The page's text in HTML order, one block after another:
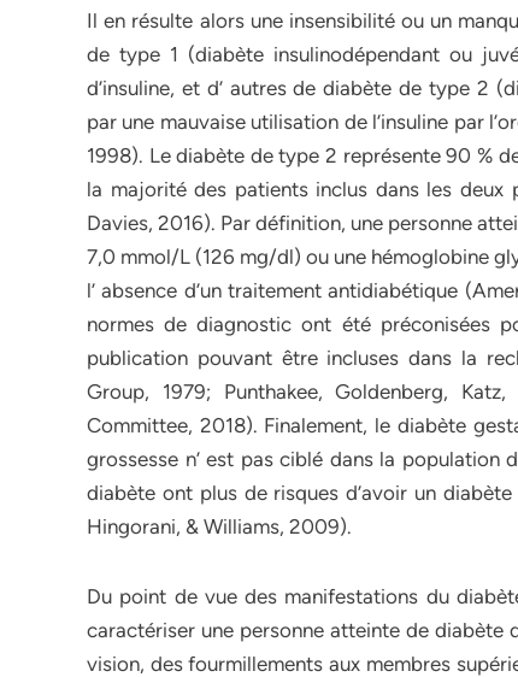
Il en résulte alors une insensibilité ou un
de type 1 (diabète insulinodépendant ou
d’insuline, et d’ autres de diabète de type 2
par une mauvaise utilisation de l’insuline par
1998). Le diabète de type 2 représente 90 %
la majorité des patients inclus dans les
Davies, 2016). Par définition, une personne
7,0 mmol/L (126 mg/dl) ou une hémoglobine
l’ absence d’un traitement antidiabétique
normes de diagnostic ont été préconisées
publication pouvant être incluses dans la
Group, 1979; Punthakee, Goldenberg,
Committee, 2018). Finalement, le diabète
grossesse n’ est pas ciblé dans la
diabète ont plus de risques d’avoir un
Hingorani, & Williams, 2009).
Du point de vue des manifestations du
caractériser une personne atteinte de diabète
vision, des fourmillements aux membres